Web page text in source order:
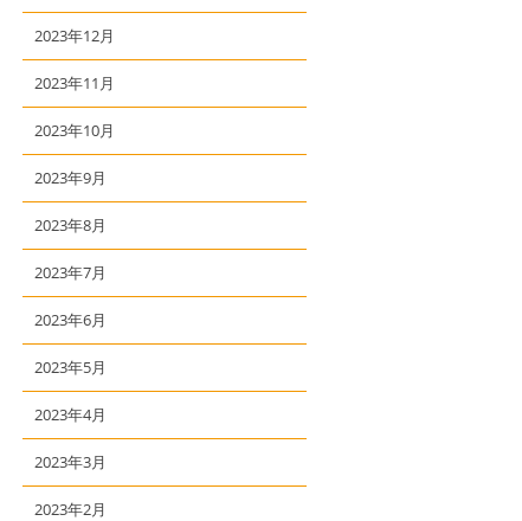
2023年12月
2023年11月
2023年10月
2023年9月
2023年8月
2023年7月
2023年6月
2023年5月
2023年4月
2023年3月
2023年2月